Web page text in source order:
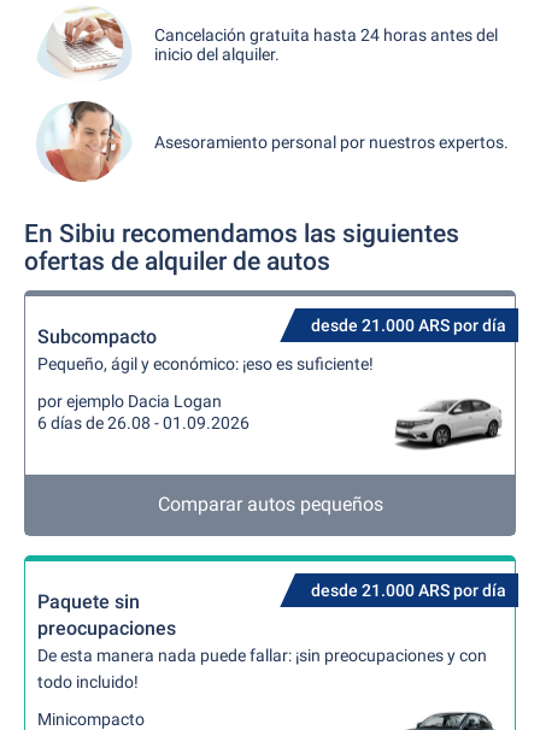
Cancelación gratuita hasta 24 horas antes del
inicio del alquiler.
Asesoramiento personal por nuestros expertos.
En Sibiu recomendamos las siguientes
ofertas de alquiler de autos
desde 21.000 ARS por día
Subcompacto
Pequeño, ágil y económico: ¡eso es suficiente!
por ejemplo Dacia Logan
6 días de 26.08 - 01.09.2026
Comparar autos pequeños
desde 21.000 ARS por día
Paquete sin
preocupaciones
De esta manera nada puede fallar: ¡sin preocupaciones y con
todo incluido!
Minicompacto